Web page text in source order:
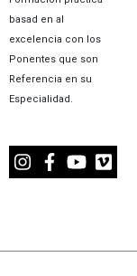
basad en al
excelencia con los
Ponentes que son
Referencia en su
Especialidad.